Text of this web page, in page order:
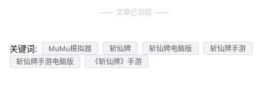
文章已到底
关键词: MuMu模拟器 斩仙牌 斩仙牌电脑版
斩仙牌手游
斩仙牌手游电脑版
《斩仙牌》手游